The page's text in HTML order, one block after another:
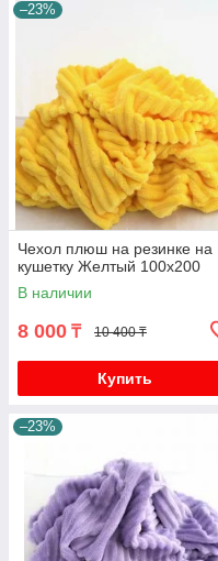
–23%
Чехол плюш на резинке на
кушетку Желтый 100х200
В наличии
8 000 ₸ 10 400 ₸
Купить
–23%